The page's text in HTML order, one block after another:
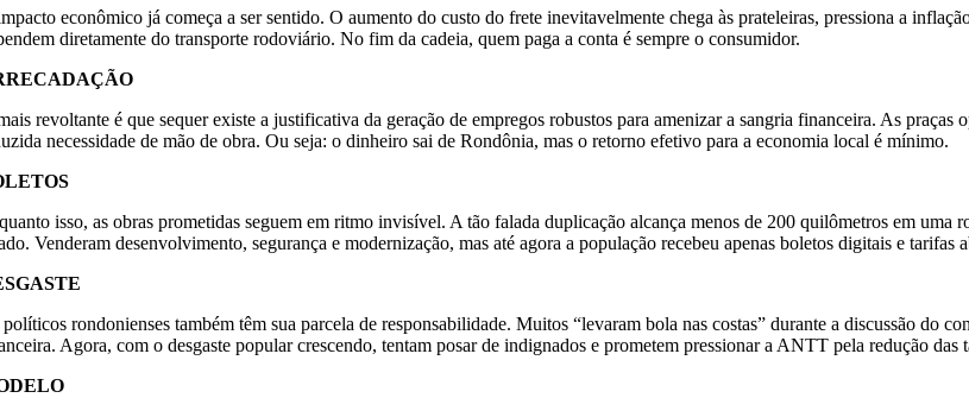
econômico já começa a ser sentido. O aumento do custo do frete inevitavelmente chega às prateleiras, pressiona a
diretamente do transporte rodoviário. No fim da cadeia, quem paga a conta é sempre o consumidor.
revoltante é que sequer existe a justificativa da geração de empregos robustos para amenizar a sangria financeira. As
necessidade de mão de obra. Ou seja: o dinheiro sai de Rondônia, mas o retorno efetivo para a economia local é mínimo.
isso, as obras prometidas seguem em ritmo invisível. A tão falada duplicação alcança menos de 200 quilômetros em uma
Venderam desenvolvimento, segurança e modernização, mas até agora a população recebeu apenas boletos digitais e tarifas
políticos rondonienses também têm sua parcela de responsabilidade. Muitos “levaram bola nas costas” durante a discussão do
Agora, com o desgaste popular crescendo, tentam posar de indignados e prometem pressionar a ANTT pela redução das